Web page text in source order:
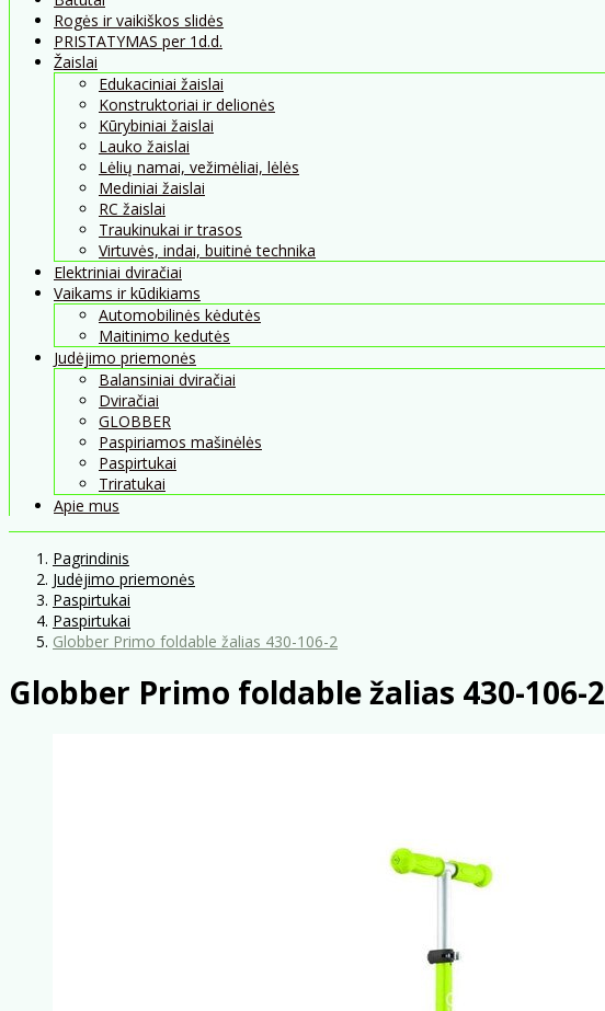
Rogės ir vaikiškos slidės
PRISTATYMAS per 1d.d.
Žaislai
Edukaciniai žaislai
Konstruktoriai ir delionės
Kūrybiniai žaislai
Lauko žaislai
Lėlių namai, vežimėliai, lėlės
Mediniai žaislai
RC žaislai
Traukinukai ir trasos
Virtuvės, indai, buitinė technika
Elektriniai dviračiai
Vaikams ir kūdikiams
Automobilinės kėdutės
Maitinimo kedutės
Judėjimo priemonės
Balansiniai dviračiai
Dviračiai
GLOBBER
Paspiriamos mašinėlės
Paspirtukai
Triratukai
Apie mus
Pagrindinis
Judėjimo priemonės
Paspirtukai
Paspirtukai
Globber Primo foldable žalias 430-106-2
Globber Primo foldable žalias 430-106-2